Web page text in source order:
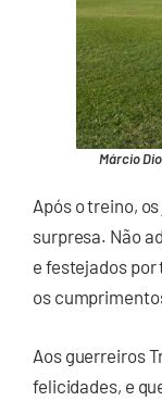
Márcio
Após o treino,
surpresa. Não
e festejados
os
Aos guerreiros
felicidades, e